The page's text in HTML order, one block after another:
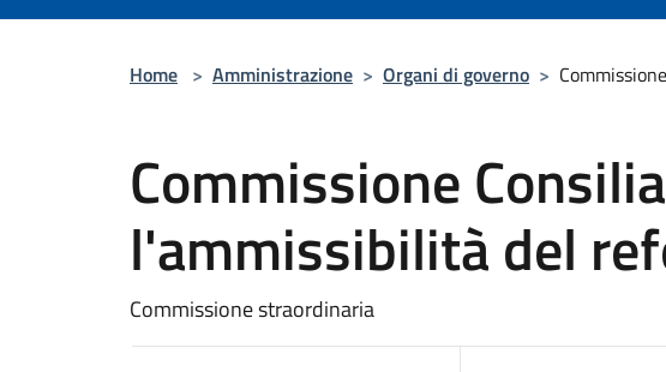
Home > Amministrazione > Organi di governo >
Commissione
l'ammissibilità del
Commissione straordinaria